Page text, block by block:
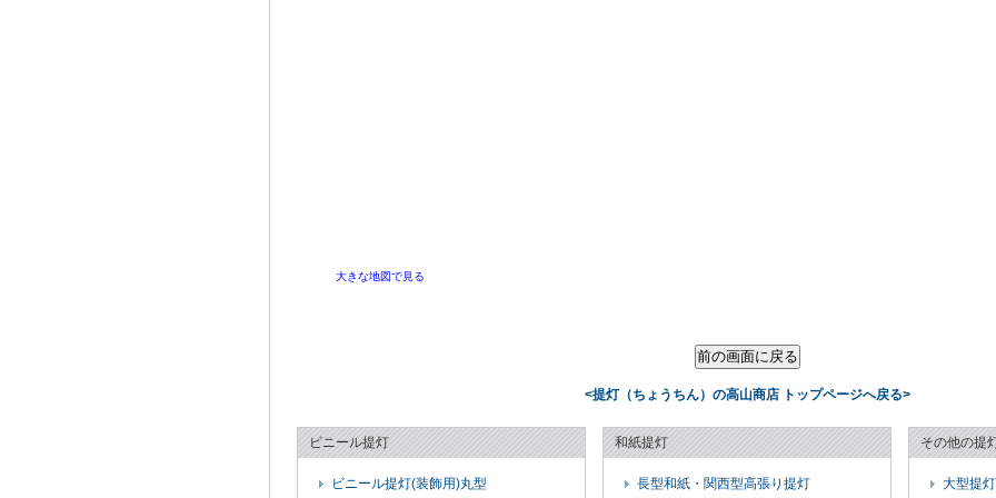
大きな地図で見る
<提灯（ちょうちん）の高山商店 トップページへ戻る>
ビニール提灯
ビニール提灯(装飾用)丸型
和紙提灯
長型和紙・関西型高張り提灯
その他の提
大型提灯